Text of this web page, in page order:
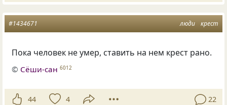
люди крест
#1434671
Пока человек не умер, ставить на нем крест рано.
© Сёши-сан 6012
44 4 22